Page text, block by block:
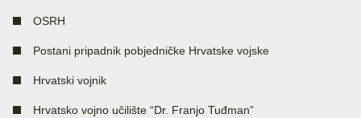
OSRH
Postani pripadnik pobjedničke Hrvatske vojske
Hrvatski vojnik
Hrvatsko vojno učilište “Dr. Franjo Tuđman”